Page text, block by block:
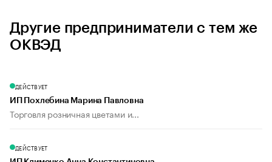
Другие предприниматели с тем же
ОКВЭД
ДЕЙСТВУЕТ
ИП Похлебина Марина Павловна
Торговля розничная цветами и...
ДЕЙСТВУЕТ